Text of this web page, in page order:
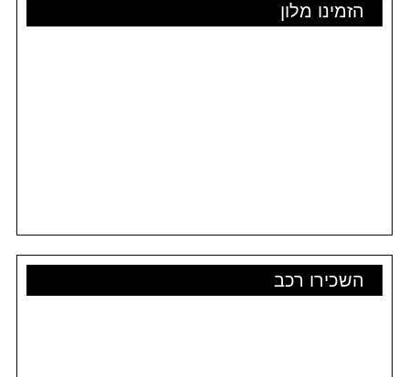
הזמינו מלון
השכירו רכב